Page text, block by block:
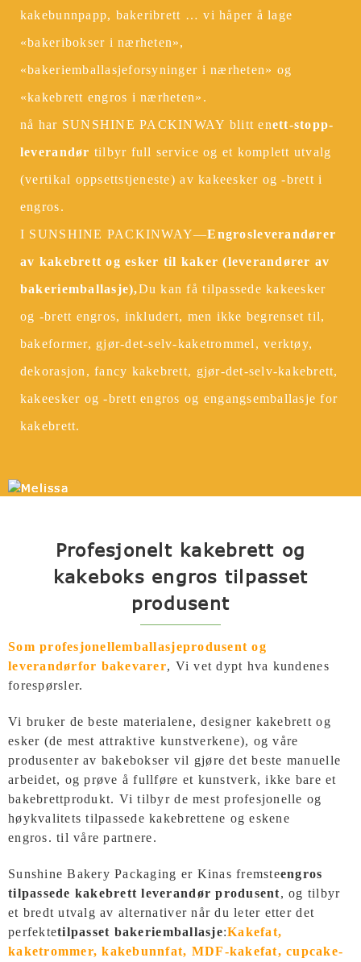
kakebunnpapp, bakeribrett … vi håper å lage
«bakeribokser i nærheten»,
«bakeriemballasjeforsyninger i nærheten» og
«kakebrett engros i nærheten».
nå har SUNSHINE PACKINWAY blitt enett-stopp-
leverandør tilbyr full service og et komplett utvalg
(vertikal oppsettstjeneste) av kakeesker og -brett i
engros.
I SUNSHINE PACKINWAY—Engrosleverandører
av kakebrett og esker til kaker (leverandører av
bakeriemballasje),Du kan få tilpassede kakeesker
og -brett engros, inkludert, men ikke begrenset til,
bakeformer, gjør-det-selv-kaketrommel, verktøy,
dekorasjon, fancy kakebrett, gjør-det-selv-kakebrett,
kakeesker og -brett engros og engangsemballasje for
kakebrett.
Profesjonelt kakebrett og
kakeboks engros tilpasset
produsent
Som profesjonellemballasjeprodusent og
leverandørfor bakevarer, Vi vet dypt hva kundenes
forespørsler.
Vi bruker de beste materialene, designer kakebrett og
esker (de mest attraktive kunstverkene), og våre
produsenter av bakebokser vil gjøre det beste manuelle
arbeidet, og prøve å fullføre et kunstverk, ikke bare et
bakebrettprodukt. Vi tilbyr de mest profesjonelle og
høykvalitets tilpassede kakebrettene og eskene
engros. til våre partnere.
Sunshine Bakery Packaging er Kinas fremsteengros
tilpassede kakebrett leverandør produsent, og tilbyr
et bredt utvalg av alternativer når du leter etter det
perfektetilpasset bakeriemballasje:Kakefat,
kaketrommer, kakebunnfat, MDF-kakefat, cupcake-